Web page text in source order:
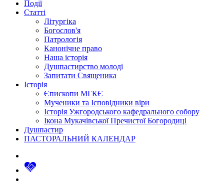
Події
Статті
Літургіка
Богослов'я
Патрологія
Канонічне право
Наша історія
Душпастирство молоді
Запитати Священика
Історія
Єпископи МГКЄ
Мученики та Ісповідники віри
Історія Ужгородського кафедрального собору
Ікона Мукачівської Пречистої Богородиці
Душпастир
ПАСТОРАЛЬНИЙ КАЛЕНДАР